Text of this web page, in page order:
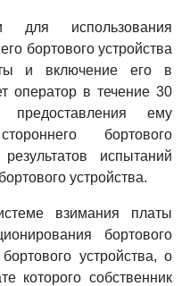
использования
бортового устройства
и включение его в
оператор в течение 30
ему
бортового
испытаний
устройства.
взимания платы
бортового
устройства, о
которого собственник